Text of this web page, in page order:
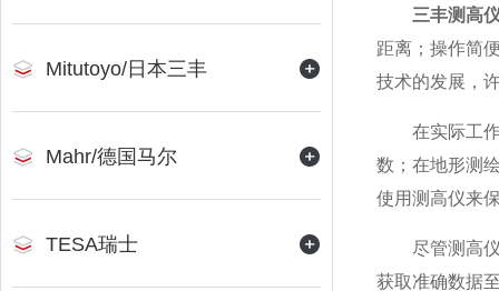
Mitutoyo/日本三丰
Mahr/德国马尔
TESA瑞士
三丰测高
距离；操作简
技术的发展，
在实际工作
数；在地形测
使用测高仪来
尽管测高仪
获取准确数据